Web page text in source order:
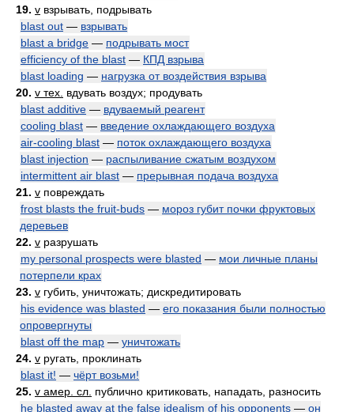
19. v взрывать, подрывать
blast out — взрывать
blast a bridge — подрывать мост
efficiency of the blast — КПД взрыва
blast loading — нагрузка от воздействия взрыва
20. v тех. вдувать воздух; продувать
blast additive — вдуваемый реагент
cooling blast — введение охлаждающего воздуха
air-cooling blast — поток охлаждающего воздуха
blast injection — распыливание сжатым воздухом
intermittent air blast — прерывная подача воздуха
21. v повреждать
frost blasts the fruit-buds — мороз губит почки фруктовых
деревьев
22. v разрушать
my personal prospects were blasted — мои личные планы
потерпели крах
23. v губить, уничтожать; дискредитировать
his evidence was blasted — его показания были полностью
опровергнуты
blast off the map — уничтожать
24. v ругать, проклинать
blast it! — чёрт возьми!
25. v амер. сл. публично критиковать, нападать, разносить
he blasted away at the false idealism of his opponents — он